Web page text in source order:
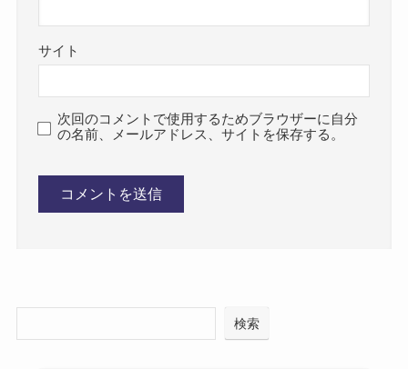
サイト
次回のコメントで使用するためブラウザーに自分
の名前、メールアドレス、サイトを保存する。
検索